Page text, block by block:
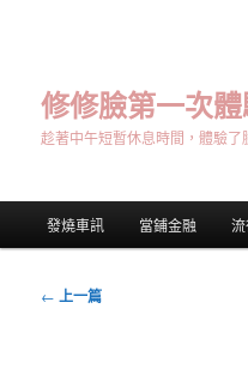
修修臉第一次
趁著中午短暫休息時間，體驗
發燒車訊 當鋪金融
文
← 上一篇